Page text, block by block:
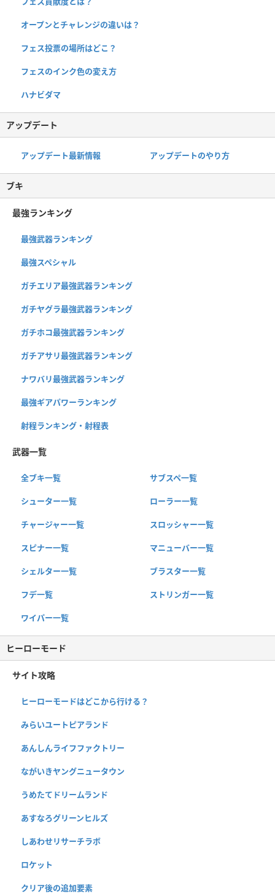
オープンとチャレンジの違いは？
フェス投票の場所はどこ？
フェスのインク色の変え方
ハナビダマ
アップデート
アップデート最新情報 アップデートのやり方
ブキ
最強ランキング
最強武器ランキング
最強スペシャル
ガチエリア最強武器ランキング
ガチヤグラ最強武器ランキング
ガチホコ最強武器ランキング
ガチアサリ最強武器ランキング
ナワバリ最強武器ランキング
最強ギアパワーランキング
射程ランキング・射程表
武器一覧
全ブキ一覧 サブスペ一覧
シューター一覧 ローラー一覧
チャージャー一覧 スロッシャー一覧
スピナー一覧 マニューバー一覧
シェルター一覧 ブラスター一覧
フデ一覧 ストリンガー一覧
ワイパー一覧
ヒーローモード
サイト攻略
ヒーローモードはどこから行ける？
みらいユートピアランド
あんしんライフファクトリー
ながいきヤングニュータウン
うめたてドリームランド
あすなろグリーンヒルズ
しあわせリサーチラボ
ロケット
クリア後の追加要素